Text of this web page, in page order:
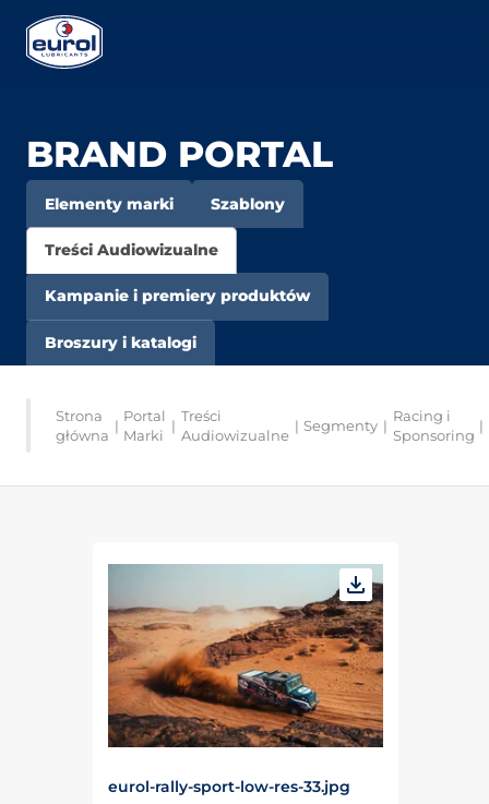
BRAND PORTAL
Elementy marki Szablony
Treści Audiowizualne
Kampanie i premiery produktów
Broszury i katalogi
Strona
główna
|
Portal
Marki
|
Treści
Audiowizualne
| Segmenty |
Racing i
Sponsoring
|
eurol-rally-sport-low-res-33.jpg